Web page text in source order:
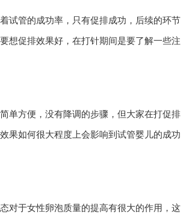
试管的成功率，只有促排成功，后续的环节
想促排效果好，在打针期间是要了解一些注
单方便，没有降调的步骤，但大家在打促排
果如何很大程度上会影响到试管婴儿的成功
对于女性卵泡质量的提高有很大的作用，这